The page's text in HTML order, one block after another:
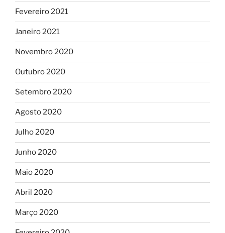
Fevereiro 2021
Janeiro 2021
Novembro 2020
Outubro 2020
Setembro 2020
Agosto 2020
Julho 2020
Junho 2020
Maio 2020
Abril 2020
Março 2020